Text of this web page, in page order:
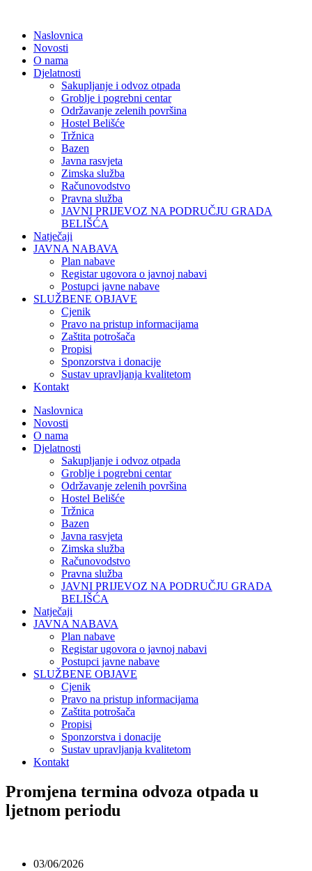
Naslovnica
Novosti
O nama
Djelatnosti
Sakupljanje i odvoz otpada
Groblje i pogrebni centar
Održavanje zelenih površina
Hostel Belišće
Tržnica
Bazen
Javna rasvjeta
Zimska služba
Računovodstvo
Pravna služba
JAVNI PRIJEVOZ NA PODRUČJU GRADA
BELIŠĆA
Natječaji
JAVNA NABAVA
Plan nabave
Registar ugovora o javnoj nabavi
Postupci javne nabave
SLUŽBENE OBJAVE
Cjenik
Pravo na pristup informacijama
Zaštita potrošača
Propisi
Sponzorstva i donacije
Sustav upravljanja kvalitetom
Kontakt
Naslovnica
Novosti
O nama
Djelatnosti
Sakupljanje i odvoz otpada
Groblje i pogrebni centar
Održavanje zelenih površina
Hostel Belišće
Tržnica
Bazen
Javna rasvjeta
Zimska služba
Računovodstvo
Pravna služba
JAVNI PRIJEVOZ NA PODRUČJU GRADA
BELIŠĆA
Natječaji
JAVNA NABAVA
Plan nabave
Registar ugovora o javnoj nabavi
Postupci javne nabave
SLUŽBENE OBJAVE
Cjenik
Pravo na pristup informacijama
Zaštita potrošača
Propisi
Sponzorstva i donacije
Sustav upravljanja kvalitetom
Kontakt
Promjena termina odvoza otpada u
ljetnom periodu
03/06/2026